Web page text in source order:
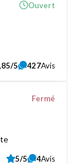
Ouvert
5 427Avis
Fermé
5/5 4Avis